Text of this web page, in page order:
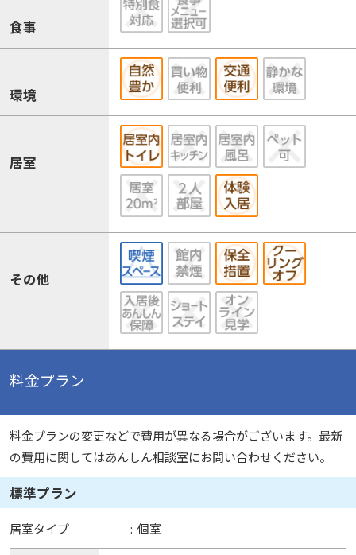
食事
環境
居室
その他
料金プラン
料金プランの変更などで費用が異なる場合がございます。最新
の費用に関してはあんしん相談室にお問い合わせください。
標準プラン
居室タイプ : 個室